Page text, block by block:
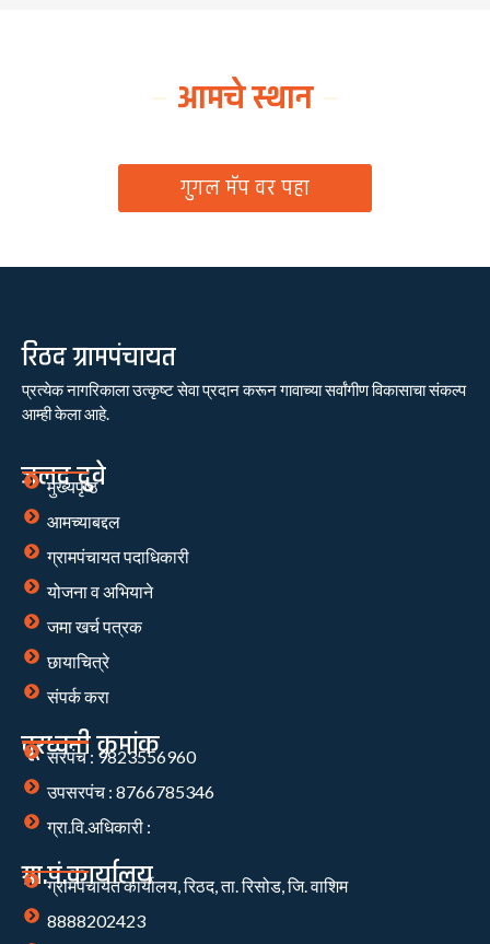
आमचे स्थान
गुगल मॅप वर पहा
रिठद ग्रामपंचायत
प्रत्येक नागरिकाला उत्कृष्ट सेवा प्रदान करून गावाच्या सर्वांगीण विकासाचा संकल्प
आम्ही केला आहे.
जलद दुवे
मुख्यपृष्ठ
आमच्याबद्दल
ग्रामपंचायत पदाधिकारी
योजना व अभियाने
जमा खर्च पत्रक
छायाचित्रे
संपर्क करा
दूरध्वनी क्रमांक
सरपंच : 9823556960
उपसरपंच : 8766785346
ग्रा.वि.अधिकारी :
ग्रा.पं.कार्यालय
ग्रामपंचायत कार्यालय, रिठद, ता. रिसोड, जि. वाशिम
8888202423